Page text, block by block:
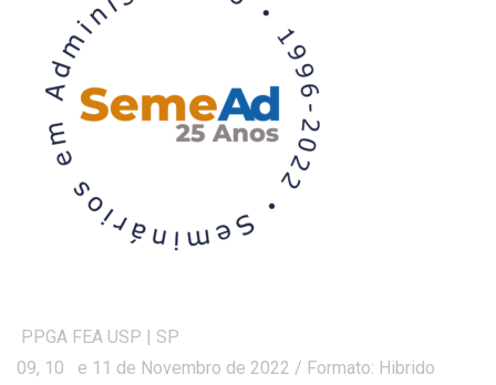
PPGA FEA USP | SP
09, 10 e 11 de Novembro de 2022 / Formato: Hibrido